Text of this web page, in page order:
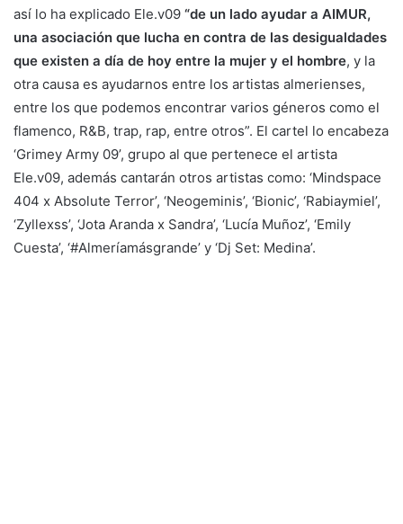
así lo ha explicado Ele.v09 “de un lado ayudar a AIMUR,
una asociación que lucha en contra de las desigualdades
que existen a día de hoy entre la mujer y el hombre, y la
otra causa es ayudarnos entre los artistas almerienses,
entre los que podemos encontrar varios géneros como el
flamenco, R&B, trap, rap, entre otros”. El cartel lo encabeza
‘Grimey Army 09’, grupo al que pertenece el artista
Ele.v09, además cantarán otros artistas como: ‘Mindspace
404 x Absolute Terror’, ‘Neogeminis’, ‘Bionic’, ‘Rabiaymiel’,
‘Zyllexss’, ‘Jota Aranda x Sandra’, ‘Lucía Muñoz’, ‘Emily
Cuesta’, ‘#Almeríamásgrande’ y ‘Dj Set: Medina’.